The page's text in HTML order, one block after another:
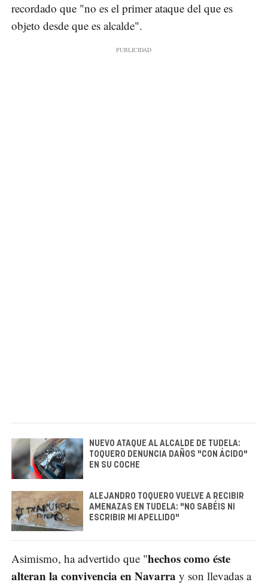
recordado que "no es el primer ataque del que es
objeto desde que es alcalde".
NUEVO ATAQUE AL ALCALDE DE TUDELA:
TOQUERO DENUNCIA DAÑOS "CON ÁCIDO"
EN SU COCHE
ALEJANDRO TOQUERO VUELVE A RECIBIR
AMENAZAS EN TUDELA: "NO SABÉIS NI
ESCRIBIR MI APELLIDO"
Asimismo, ha advertido que "hechos como éste
alteran la convivencia en Navarra y son llevadas a